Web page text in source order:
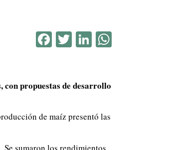
Facebook
TwitterLinkedIn
propuestas de desarrollo
de maíz presentó las
sumaron los rendimientos